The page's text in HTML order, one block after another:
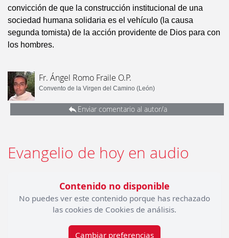
convicción de que la construcción institucional de una
sociedad humana solidaria es el vehículo (la causa
segunda tomista) de la acción providente de Dios para con
los hombres.
Fr. Ángel Romo Fraile O.P.
Convento de la Virgen del Camino (León)
Enviar comentario al autor/a
Evangelio de hoy en audio
Contenido no disponible
No puedes ver este contenido porque has rechazado
las cookies de Cookies de análisis.
Cambiar preferencias